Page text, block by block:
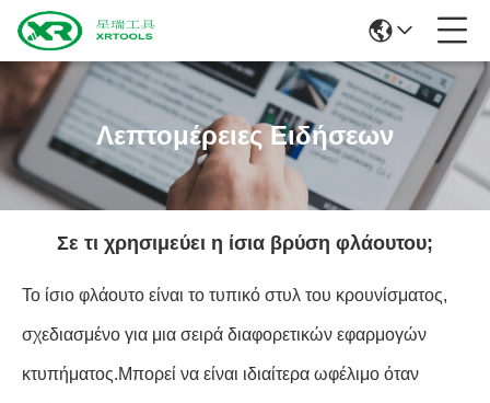
Λεπτομέρειες Ειδήσεων
Σε τι χρησιμεύει η ίσια βρύση φλάουτου;
Το ίσιο φλάουτο είναι το τυπικό στυλ του κρουνίσματος,
σχεδιασμένο για μια σειρά διαφορετικών εφαρμογών
κτυπήματος.Μπορεί να είναι ιδιαίτερα ωφέλιμο όταν